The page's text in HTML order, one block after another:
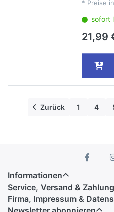
* Preise
sofort
21,99
Zurück 1 4
Informationen
Service, Versand & Zahlung
Firma, Impressum &